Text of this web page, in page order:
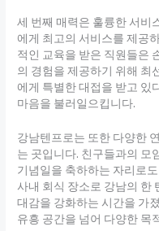
세 번째 매력은 훌륭한 서비
에게 최고의 서비스를 제공
적인 교육을 받은 직원들은
의 경험을 제공하기 위해 최
에게 특별한 대접을 받고 있
마음을 불러일으킵니다.
강남텐프로는 또한 다양한
는 곳입니다. 친구들과의
기념일을 축하하는 자리로
사내 회식 장소로 강남의 한
대감을 강화하는 시간을 가
유흥 공간을 넘어 다양한 목